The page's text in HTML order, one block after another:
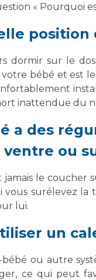
« Pourquoi
dormir sur le
votre bébé et est
inattendue du
a des
ventre ou
jamais le coucher
vous surélevez
lui.
un
bébé ou autre
ce qui peut